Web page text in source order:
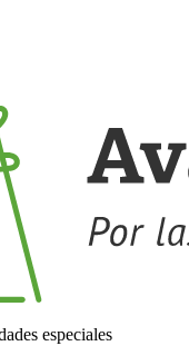
especiales